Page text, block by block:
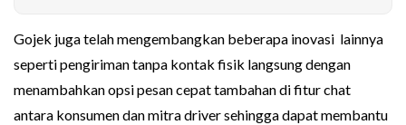
Gojek juga telah mengembangkan beberapa inovasi lainnya
seperti pengiriman tanpa kontak fisik langsung dengan
menambahkan opsi pesan cepat tambahan di fitur chat
antara konsumen dan mitra driver sehingga dapat membantu